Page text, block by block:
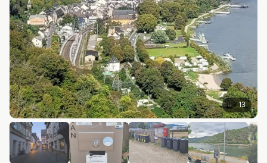
13